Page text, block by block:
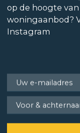
op de hoogte
woningaanbod?
Instagram